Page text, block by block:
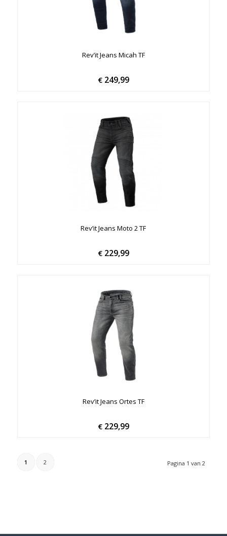
Rev’it Jeans Micah TF
€249,99
Rev’it Jeans Moto 2 TF
€229,99
Rev’it Jeans Ortes TF
€229,99
Pagina 1 van 2
1 2